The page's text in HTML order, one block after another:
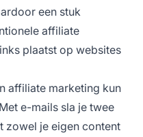
een stuk
affiliate
plaatst op websites
affiliate marketing kun
e-mails sla je twee
zowel je eigen content